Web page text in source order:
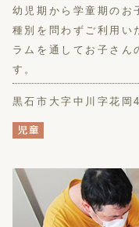
幼児期から学童期のお
種別を問わずご利用い
ラムを通してお子さん
す。
黒石市大字中川字花岡